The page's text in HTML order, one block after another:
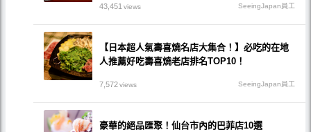
43,451 views SeeingJapan員工
【日本超人氣壽喜燒名店大集合！】必吃的在地
人推薦好吃壽喜燒老店排名TOP10！
7,572views SeeingJapan員工
豪華的絕品匯聚！仙台市內的巴菲店10選